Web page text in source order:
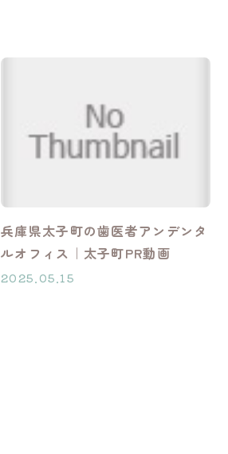
兵庫県太子町の歯医者アンデンタ
ルオフィス｜太子町PR動画
2025.05.15